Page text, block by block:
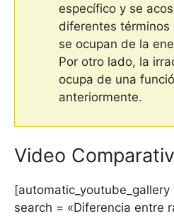
específico y se
diferentes términos
se ocupan de la
Por otro lado, la
ocupa de una
anteriormente.
Video
search = «Diferencia entre